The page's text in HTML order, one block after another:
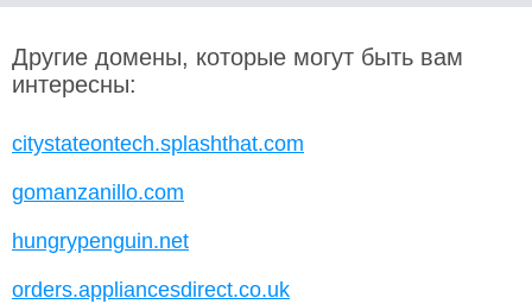
Другие домены, которые могут быть вам
интересны:
citystateontech.splashthat.com
gomanzanillo.com
hungrypenguin.net
orders.appliancesdirect.co.uk